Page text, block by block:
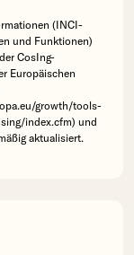
(INCI-
und Funktionen)
CosIng-
Europäischen
growth/tools-
index.cfm) und
aktualisiert.